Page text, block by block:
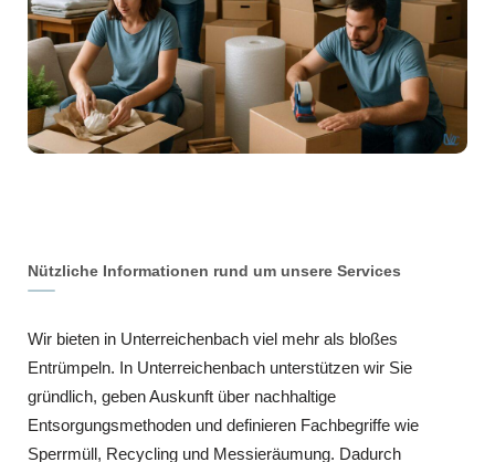
Nützliche Informationen rund um unsere Services
Wir bieten in Unterreichenbach viel mehr als bloßes
Entrümpeln. In Unterreichenbach unterstützen wir Sie
gründlich, geben Auskunft über nachhaltige
Entsorgungsmethoden und definieren Fachbegriffe wie
Sperrmüll, Recycling und Messieräumung. Dadurch